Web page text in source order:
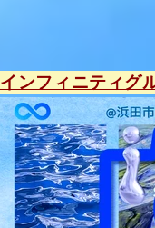
インフィニティ